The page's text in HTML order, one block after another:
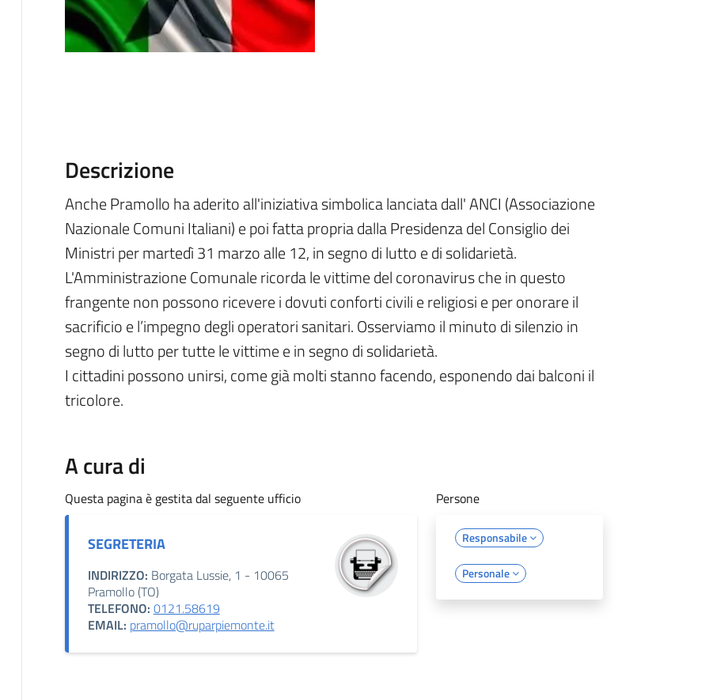
Descrizione
Anche Pramollo ha aderito all'iniziativa simbolica lanciata dall' ANCI (Associazione
Nazionale Comuni Italiani) e poi fatta propria dalla Presidenza del Consiglio dei
Ministri per martedì 31 marzo alle 12, in segno di lutto e di solidarietà.
L'Amministrazione Comunale ricorda le vittime del coronavirus che in questo
frangente non possono ricevere i dovuti conforti civili e religiosi e per onorare il
sacrificio e l’impegno degli operatori sanitari. Osserviamo il minuto di silenzio in
segno di lutto per tutte le vittime e in segno di solidarietà.
I cittadini possono unirsi, come già molti stanno facendo, esponendo dai balconi il
tricolore.
A cura di
Questa pagina è gestita dal seguente ufficio
SEGRETERIA
INDIRIZZO: Borgata Lussie, 1 - 10065
Pramollo (TO)
TELEFONO: 0121.58619
EMAIL: pramollo@ruparpiemonte.it
Persone
Responsabile
Personale